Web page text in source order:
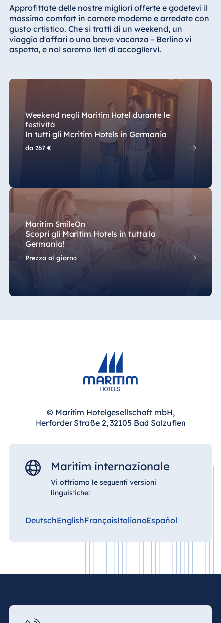
Hotel
Königswinter
Hotel Magdeburg
Hotel München
Seehotel
TitiseeHotel
Titisee-Neustadt
Strandhotel
Travemünde
Hotel Wiesbaden
Hotel Würzburg
Hotel Paradise
Hotel Amelia
Cina
Garden
Approfittate delle nostre migliori offerte e godetevi il
massimo comfort in camere moderne e arredate con
gusto artistico. Che si tratti di un weekend, un
viaggio d'affari o una breve vacanza – Berlino vi
aspetta, e noi saremo lieti di accogliervi.
Weekend negli Maritim Hotel durante le
festività
In tutti gli Maritim Hotels in Germania
da267 €
Maritim SmileOn
Scopri gli Maritim Hotels in tutta la
Germania!
Prezzo al giorno
© Maritim Hotelgesellschaft mbH,
Herforder Straße 2, 32105 Bad Salzuflen
Maritim internazionale
Vi offriamo le seguenti versioni
linguistiche:
DeutschEnglishFrançaisItalianoEspañol